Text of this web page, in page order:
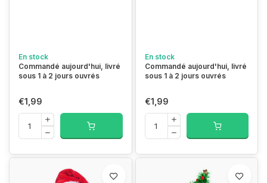
En stock
Commandé aujourd'hui, livré
sous 1 à 2 jours ouvrés
€1,99
En stock
Commandé aujourd'hui, livré
sous 1 à 2 jours ouvrés
€1,99